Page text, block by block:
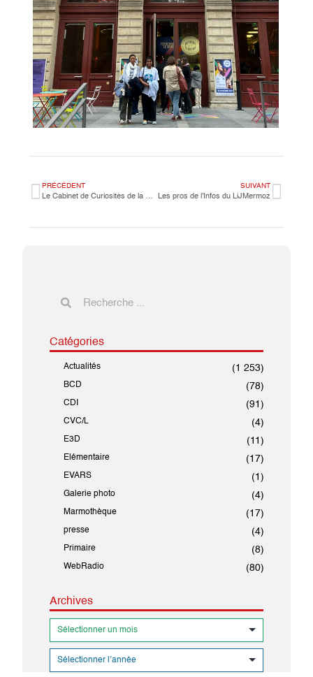
PRÉCÉDENT
Le Cabinet de Curiosités de la BCD
SUIVANT
Les pros de l’Infos du LiJMermoz
Catégories
Actualités (1 253)
BCD (78)
CDI (91)
CVC/L (4)
E3D (11)
Elémentaire (17)
EVARS (1)
Galerie photo (4)
Marmothèque (17)
presse (4)
Primaire (8)
WebRadio (80)
Archives